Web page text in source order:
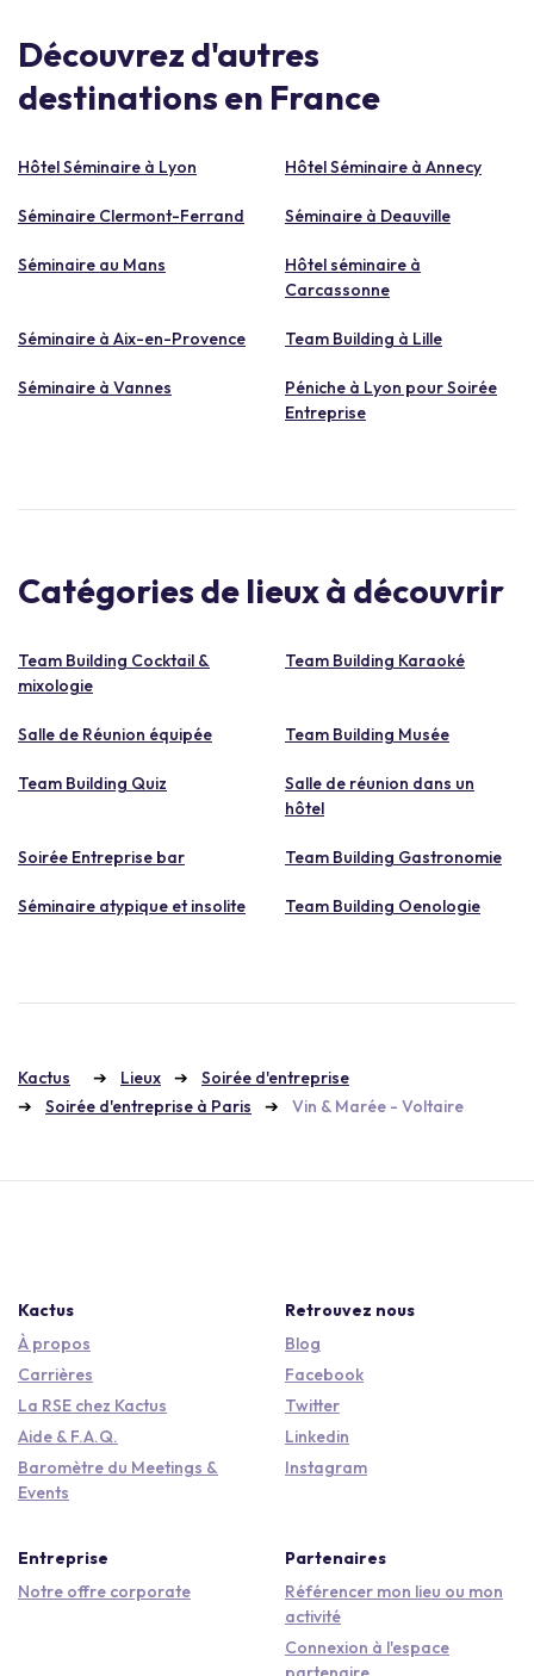
Découvrez d'autres
destinations en France
Hôtel Séminaire à Lyon Hôtel Séminaire à Annecy
Séminaire Clermont-Ferrand Séminaire à Deauville
Séminaire au Mans
Hôtel séminaire à
Carcassonne
Séminaire à Aix-en-Provence Team Building à Lille
Séminaire à Vannes
Péniche à Lyon pour Soirée
Entreprise
Catégories de lieux à découvrir
Team Building Cocktail &
mixologie
Team Building Karaoké
Salle de Réunion équipée Team Building Musée
Team Building Quiz
Salle de réunion dans un
hôtel
Soirée Entreprise bar Team Building Gastronomie
Séminaire atypique et insolite Team Building Oenologie
Kactus Lieux
Soirée d'entreprise
Soirée d'entreprise à Paris
Vin & Marée - Voltaire
Kactus
À propos
Carrières
La RSE chez Kactus
Aide & F.A.Q.
Baromètre du Meetings &
Events
Retrouvez nous
Blog
Facebook
Twitter
Linkedin
Instagram
Entreprise
Notre offre corporate
Partenaires
Référencer mon lieu ou mon
activité
Connexion à l'espace